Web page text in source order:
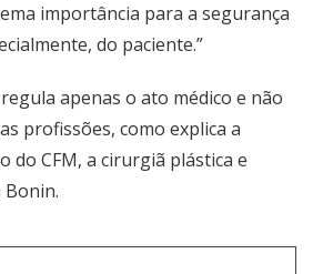
importância para a segurança
do paciente.”
apenas o ato médico e não
profissões, como explica a
do CFM, a cirurgiã plástica e
Bonin.